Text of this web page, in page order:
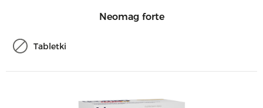
Neomag forte
Tabletki